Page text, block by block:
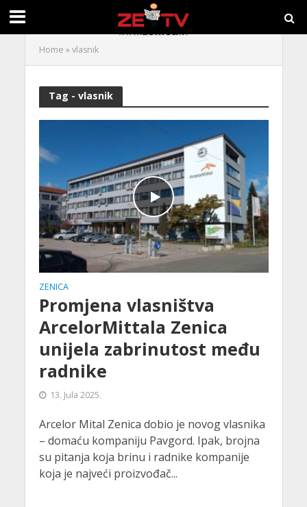
Home »vlasnik
Tag - vlasnik
ZENICA
Promjena vlasništva
ArcelorMittala Zenica
unijela zabrinutost među
radnike
13. Jula 2025.
Arcelor Mital Zenica dobio je novog vlasnika
– domaću kompaniju Pavgord. Ipak, brojna
su pitanja koja brinu i radnike kompanije
koja je najveći proizvođač...